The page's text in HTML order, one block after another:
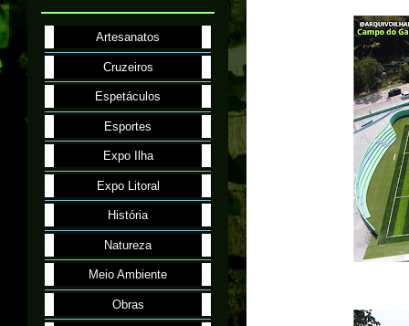
Artesanatos
Cruzeiros
Espetáculos
Esportes
Expo Ilha
Expo Litoral
História
Natureza
Meio Ambiente
Obras